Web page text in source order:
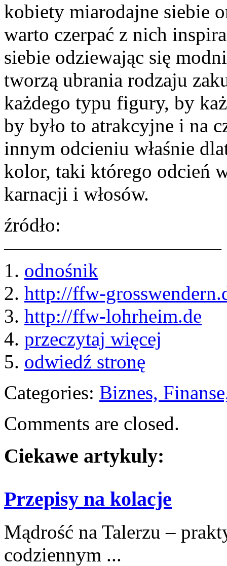
kobiety miarodajne siebie
warto czerpać z nich
siebie odziewając się
tworzą ubrania rodzaju
każdego typu figury, by
by było to atrakcyjne i na
innym odcieniu właśnie
kolor, taki którego odcień
karnacji i włosów.
źródło:
———————————
1. odnośnik
2. http://ffw-
3. http://ffw-lohrheim.de
4. przeczytaj więcej
5. odwiedź stronę
Categories: Biznes,
Comments are closed.
Ciekawe artykuly:
Przepisy na kolacje
Mądrość na Talerzu –
codziennym ...